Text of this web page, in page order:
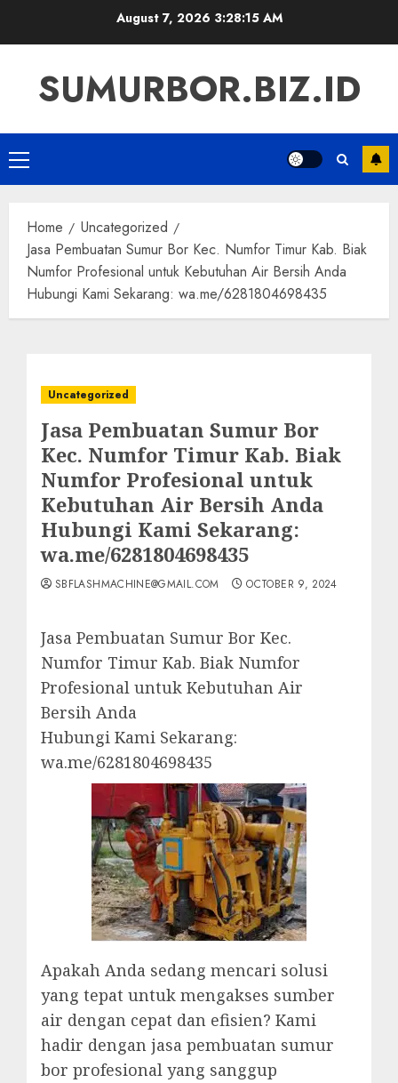
August 7, 2026 3:28:16 AM
SUMURBOR.BIZ.ID
Primary
Menu
Home
Uncategorized
Jasa Pembuatan Sumur Bor Kec. Numfor Timur Kab. Biak
Numfor Profesional untuk Kebutuhan Air Bersih Anda
Hubungi Kami Sekarang: wa.me/6281804698435
Uncategorized
Jasa Pembuatan Sumur Bor
Kec. Numfor Timur Kab. Biak
Numfor Profesional untuk
Kebutuhan Air Bersih Anda
Hubungi Kami Sekarang:
wa.me/6281804698435
SBFLASHMACHINE@GMAIL.COM OCTOBER 9, 2024
Jasa Pembuatan Sumur Bor Kec.
Numfor Timur Kab. Biak Numfor
Profesional untuk Kebutuhan Air
Bersih Anda
Hubungi Kami Sekarang:
wa.me/6281804698435
Apakah Anda sedang mencari solusi
yang tepat untuk mengakses sumber
air dengan cepat dan efisien? Kami
hadir dengan jasa pembuatan sumur
bor profesional yang sanggup